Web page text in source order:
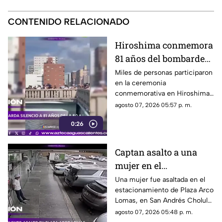
CONTENIDO RELACIONADO
0:26
Hiroshima conmemora
81 años del bombardeo
atómico con un minuto
de silencio
Miles de personas participaron
en la ceremonia
conmemorativa en Hiroshima,
donde se recordó a las
agosto 07, 2026 05:57 p. m.
Captan asalto a una
mujer en el
estacionamiento de
Plaza Arco Lomas
Una mujer fue asaltada en el
estacionamiento de Plaza Arco
Lomas, en San Andrés Cholula.
El ataque quedó registrado por
agosto 07, 2026 05:48 p. m.